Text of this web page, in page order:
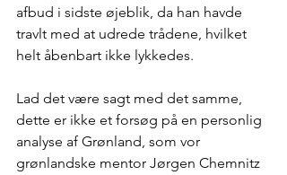
afbud i sidste øjeblik, da han havde
travlt med at udrede trådene, hvilket
helt åbenbart ikke lykkedes.
Lad det være sagt med det samme,
dette er ikke et forsøg på en personlig
analyse af Grønland, som vor
grønlandske mentor Jørgen Chemnitz